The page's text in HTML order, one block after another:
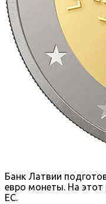
Банк Латвии
евро монеты. На этот
ЕС.